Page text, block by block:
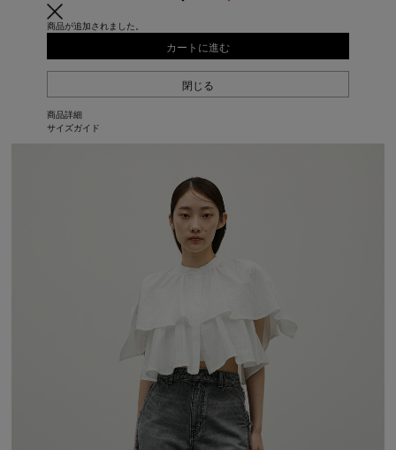
商品が追加されました。
カートに進む
閉じる
商品詳細
サイズガイド